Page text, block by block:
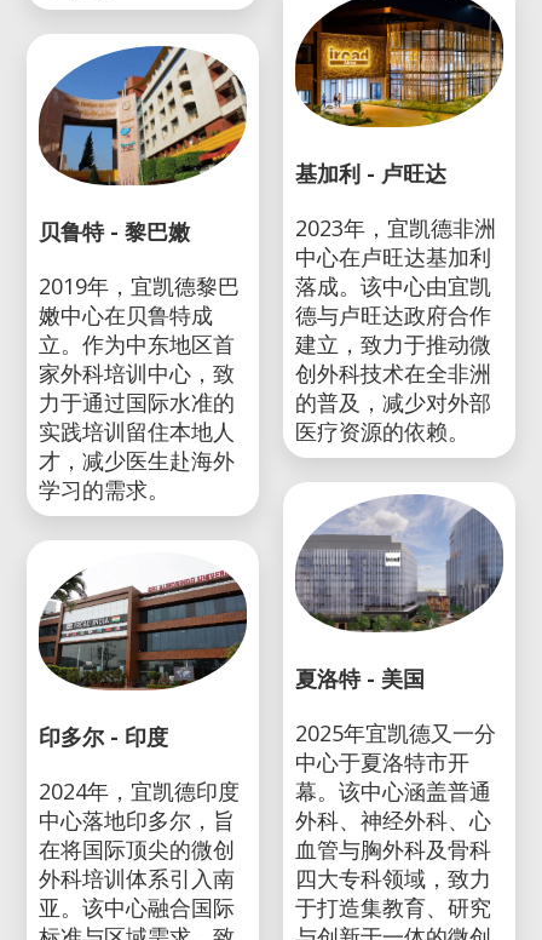
贝鲁特 - 黎巴嫩
2019年，宜凯德黎巴
嫩中心在贝鲁特成
立。作为中东地区首
家外科培训中心，致
力于通过国际水准的
实践培训留住本地人
才，减少医生赴海外
学习的需求。
印多尔 - 印度
2024年，宜凯德印度
中心落地印多尔，旨
在将国际顶尖的微创
外科培训体系引入南
亚。该中心融合国际
基加利 - 卢旺达
2023年，宜凯德非洲
中心在卢旺达基加利
落成。该中心由宜凯
德与卢旺达政府合作
建立，致力于推动微
创外科技术在全非洲
的普及，减少对外部
医疗资源的依赖。
夏洛特 - 美国
2025年宜凯德又一分
中心于夏洛特市开
幕。该中心涵盖普通
外科、神经外科、心
血管与胸外科及骨科
四大专科领域，致力
于打造集教育、研究